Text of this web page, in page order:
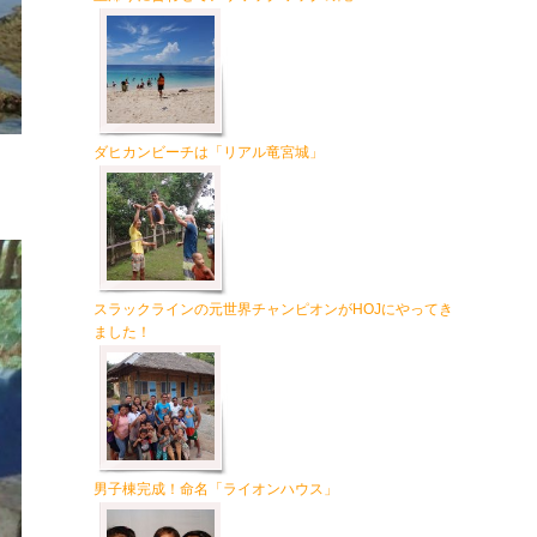
ダヒカンビーチは「リアル竜宮城」
スラックラインの元世界チャンピオンがHOJにやってき
ました！
男子棟完成！命名「ライオンハウス」